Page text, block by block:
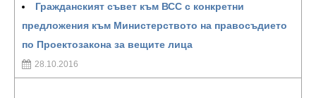
Гражданският съвет към ВСС с конкретни
предложения към Министерството на правосъдието
по Проектозакона за вещите лица
28.10.2016